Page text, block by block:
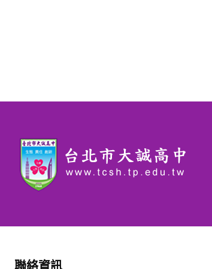
聯絡資訊